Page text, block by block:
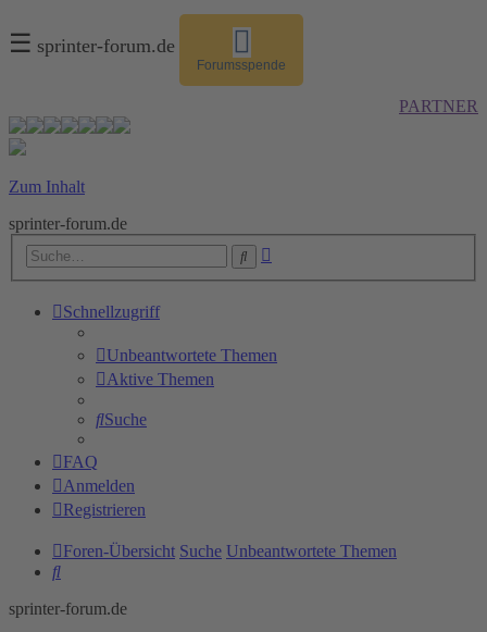
☰ sprinter-forum.de
Forumsspende
PARTNER
Zum Inhalt
sprinter-forum.de
Suche
Schnellzugriff
Unbeantwortete Themen
Aktive Themen
Suche
FAQ
Anmelden
Registrieren
Foren-Übersicht Suche Unbeantwortete Themen
Suche
sprinter-forum.de